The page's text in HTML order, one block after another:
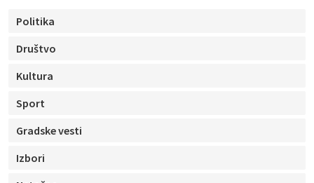
Politika
Društvo
Kultura
Sport
Gradske vesti
Izbori